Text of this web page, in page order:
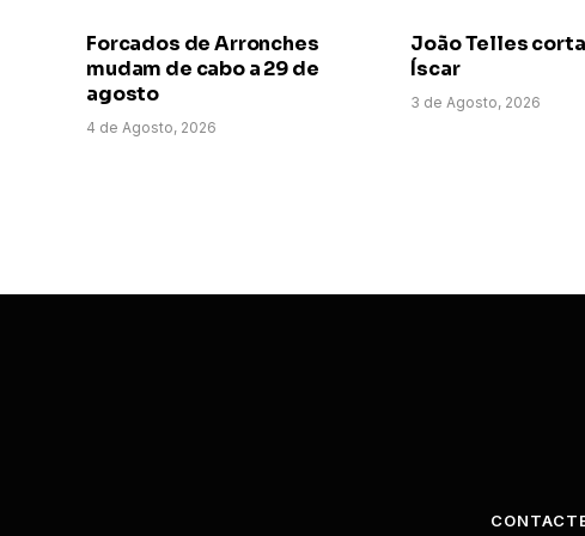
Forcados de Arronches
mudam de cabo a 29 de
agosto
4 de Agosto, 2026
João Telles
Íscar
3 de Agosto, 2026